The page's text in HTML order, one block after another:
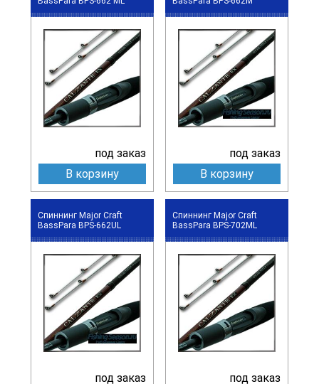
под заказ
В корзину
под заказ
В корзину
Спиннинг Major Craft
BassPara BPS-662UL
под заказ
Спиннинг Major Craft
BassPara BPS-702ML
под заказ